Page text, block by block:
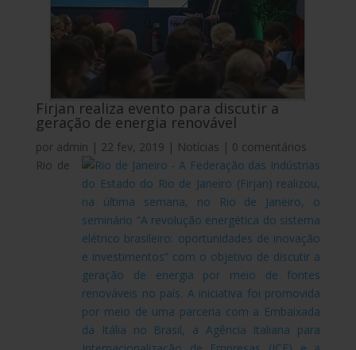
Firjan realiza evento para discutir a
geração de energia renovável
por admin | 22 fev, 2019 | Notícias | 0 comentários
Rio de